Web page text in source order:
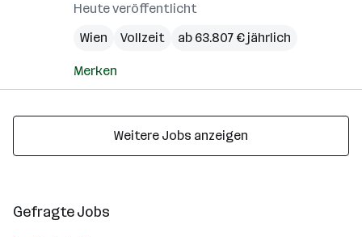
Heute veröffentlicht
Wien
Vollzeit ab 63.807 € jährlich
Merken
Weitere Jobs anzeigen
Gefragte Jobs